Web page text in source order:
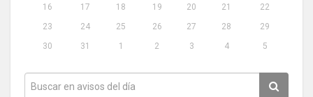
16
17 18 19 20 21
22
23
24 25 26 27 28
29
30
31 1 2 3 4 5